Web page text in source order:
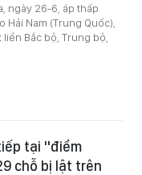
ngày 26-6, áp thấp
Nam (Trung Quốc),
Bắc bộ, Trung bộ,
tại "điểm
chỗ bị lật trên